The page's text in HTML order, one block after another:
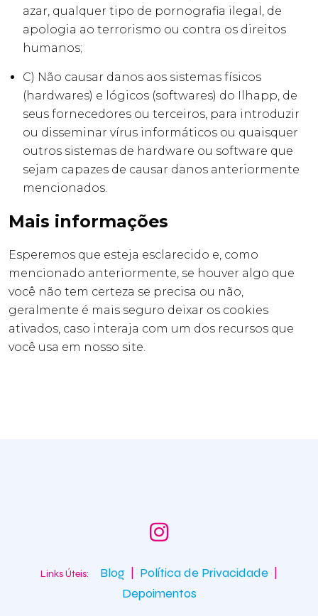
azar, qualquer tipo de pornografia ilegal, de
apologia ao terrorismo ou contra os direitos
humanos;
C) Não causar danos aos sistemas físicos
(hardwares) e lógicos (softwares) do Ilhapp, de
seus fornecedores ou terceiros, para introduzir
ou disseminar vírus informáticos ou quaisquer
outros sistemas de hardware ou software que
sejam capazes de causar danos anteriormente
mencionados.
Mais informações
Esperemos que esteja esclarecido e, como
mencionado anteriormente, se houver algo que
você não tem certeza se precisa ou não,
geralmente é mais seguro deixar os cookies
ativados, caso interaja com um dos recursos que
você usa em nosso site.
Links Úteis: Blog Política de Privacidade
Depoimentos